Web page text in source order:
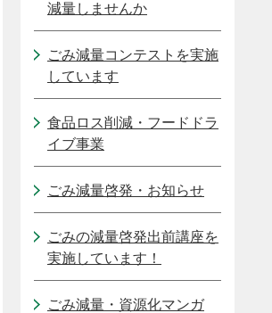
減量しませんか
ごみ減量コンテストを実施
しています
食品ロス削減・フードドラ
イブ事業
ごみ減量啓発・お知らせ
ごみの減量啓発出前講座を
実施しています！
ごみ減量・資源化マンガ